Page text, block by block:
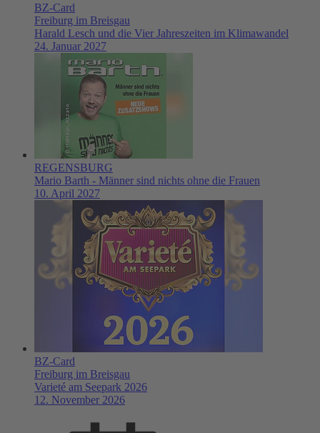
BZ-Card
Freiburg im Breisgau
Harald Lesch und die Vier Jahreszeiten im Klimawandel
24. Januar 2027
REGENSBURG
Mario Barth - Männer sind nichts ohne die Frauen
10. April 2027
BZ-Card
Freiburg im Breisgau
Varieté am Seepark 2026
12. November 2026